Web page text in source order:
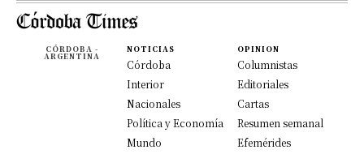
CÓRDOBA -
ARGENTINA
NOTICIAS
Córdoba
Interior
Nacionales
Política y Economía
Mundo
OPINION
Columnistas
Editoriales
Cartas
Resumen semanal
Efemérides